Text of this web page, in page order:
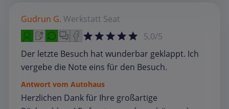
Gudrun G. Werkstatt Seat
5,0/5
Der letzte Besuch hat wunderbar geklappt. Ich
vergebe die Note eins für den Besuch.
Antwort vom Autohaus
Herzlichen Dank für Ihre großartige